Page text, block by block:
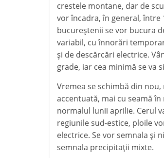
crestele montane, dar de
vor încadra, în general, între
bucureștenii se vor bucura
variabil, cu înnorări
și de descărcări electrice.
grade, iar cea minimă se va
Vremea se schimbă din
accentuată, mai cu seamă
normalul lunii aprilie. Cerul
regiunile sud-estice, ploile
electrice. Se vor semnala și
semnala precipitații mixte.